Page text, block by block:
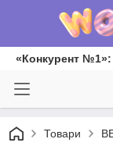
«Конкурент №1»:
Товари